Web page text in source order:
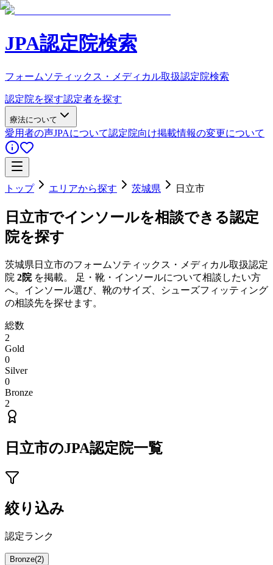
JPA認定院検索
フォームソティックス・メディカル取扱認定院検索
認定院を探す認定者を探す
療法について
愛用者の声JPAについて認定院向け掲載情報の変更について
トップ エリアから探す 茨城県 日立市
日立市でインソールを相談できる認定
院を探す
茨城県 日立市のフォームソティックス・メディカル取扱認定
院 2院を掲載。 足・靴・インソールについて相談したい方
へ。インソール選び、靴のサイズ、シューズフィッティング
の相談先を探せます。
総数
2
Gold
0
Silver
0
Bronze
2
日立市のJPA認定院一覧
絞り込み
認定ランク
Bronze(2)